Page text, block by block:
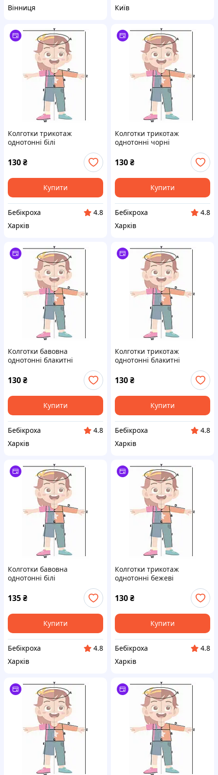
Вінниця
Київ
Колготки трикотаж
однотонні білі
130₴
Купити
Бебікроха
4.8
Харків
Колготки трикотаж
однотонні чорні
130₴
Купити
Бебікроха
4.8
Харків
Колготки бавовна
однотонні блакитні
130₴
Купити
Бебікроха
4.8
Харків
Колготки трикотаж
однотонні блакитні
130₴
Купити
Бебікроха
4.8
Харків
Колготки бавовна
однотонні білі
135₴
Купити
Бебікроха
4.8
Харків
Колготки трикотаж
однотонні бежеві
130₴
Купити
Бебікроха
4.8
Харків